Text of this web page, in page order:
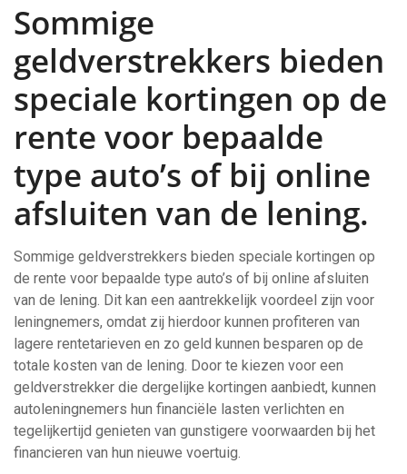
Sommige
geldverstrekkers bieden
speciale kortingen op de
rente voor bepaalde
type auto’s of bij online
afsluiten van de lening.
Sommige geldverstrekkers bieden speciale kortingen op
de rente voor bepaalde type auto’s of bij online afsluiten
van de lening. Dit kan een aantrekkelijk voordeel zijn voor
leningnemers, omdat zij hierdoor kunnen profiteren van
lagere rentetarieven en zo geld kunnen besparen op de
totale kosten van de lening. Door te kiezen voor een
geldverstrekker die dergelijke kortingen aanbiedt, kunnen
autoleningnemers hun financiële lasten verlichten en
tegelijkertijd genieten van gunstigere voorwaarden bij het
financieren van hun nieuwe voertuig.